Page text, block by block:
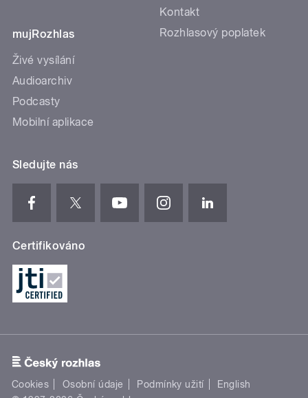
mujRozhlas
Živé vysílání
Audioarchiv
Podcasty
Mobilní aplikace
Kontakt
Rozhlasový poplatek
Sledujte nás
Certifikováno
Cookies Osobní údaje Podmínky užití
English